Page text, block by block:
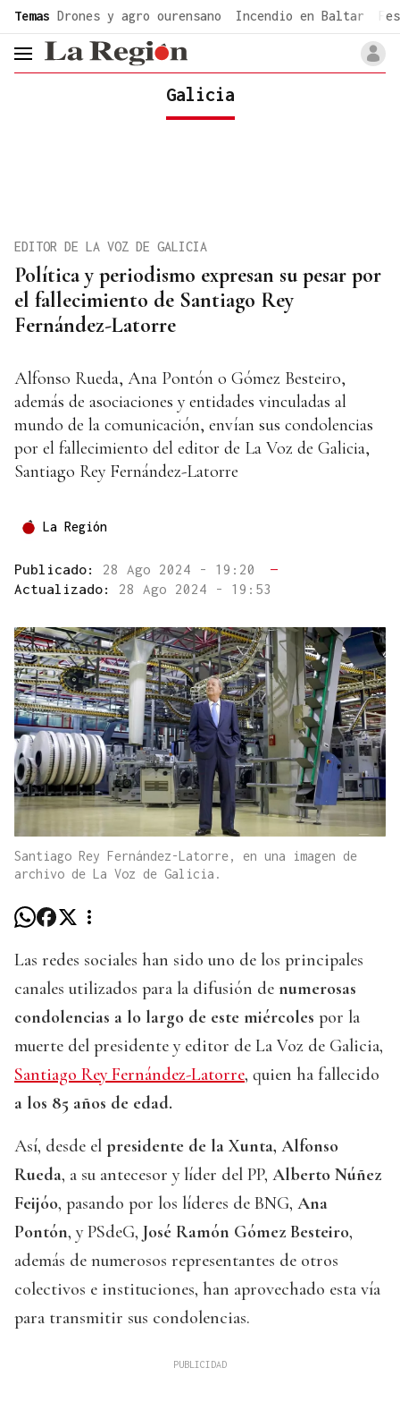
Temas Drones y agro ourensano Incendio en Baltar
header.menu.open
Galicia
Política y periodismo expresan su pesar por
el fallecimiento de Santiago Rey
Fernández-Latorre
EDITOR DE LA VOZ DE GALICIA
Alfonso Rueda, Ana Pontón o Gómez Besteiro,
además de asociaciones y entidades vinculadas al
mundo de la comunicación, envían sus condolencias
por el fallecimiento del editor de La Voz de Galicia,
Santiago Rey Fernández-Latorre
La Región
Publicado: 28 Ago 2024 - 19:20
—
Actualizado: 28 Ago 2024 - 19:53
Santiago Rey Fernández-Latorre, en una imagen de
archivo de La Voz de Galicia.
Las redes sociales han sido uno de los principales
canales utilizados para la difusión de numerosas
condolencias a lo largo de este miércoles por la
muerte del presidente y editor de La Voz de Galicia,
Santiago Rey Fernández-Latorre, quien ha fallecido
a los 85 años de edad.
Así, desde el presidente de la Xunta, Alfonso
Rueda, a su antecesor y líder del PP, Alberto Núñez
Feijóo, pasando por los líderes de BNG, Ana
Pontón, y PSdeG, José Ramón Gómez Besteiro,
además de numerosos representantes de otros
colectivos e instituciones, han aprovechado esta vía
para transmitir sus condolencias.